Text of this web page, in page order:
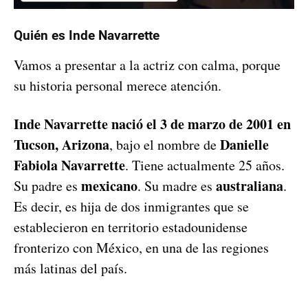
Quién es Inde Navarrette
Vamos a presentar a la actriz con calma, porque
su historia personal merece atención.
Inde Navarrette nació el 3 de marzo de 2001 en
Tucson, Arizona, bajo el nombre deDanielle
Fabiola Navarrette. Tiene actualmente 25 años.
Su padre es mexicano. Su madre es australiana.
Es decir, es hija de dos inmigrantes que se
establecieron en territorio estadounidense
fronterizo con México, en una de las regiones
más latinas del país.